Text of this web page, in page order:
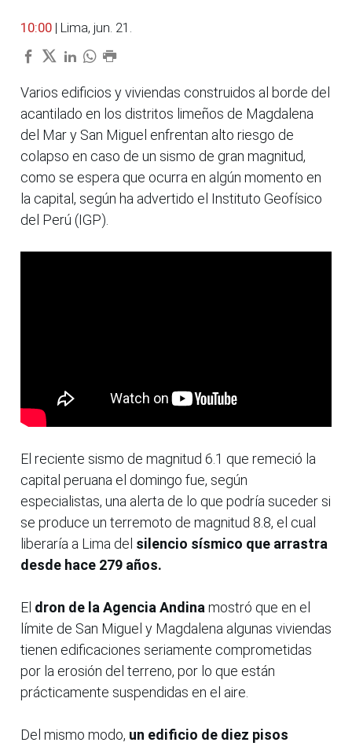
10:00 | Lima, jun. 21.
Varios edificios y viviendas construidos al borde del
acantilado en los distritos limeños de Magdalena
del Mar y San Miguel enfrentan alto riesgo de
colapso en caso de un sismo de gran magnitud,
como se espera que ocurra en algún momento en
la capital, según ha advertido el Instituto Geofísico
del Perú (IGP).
El reciente sismo de magnitud 6.1 que remeció la
capital peruana el domingo fue, según
especialistas, una alerta de lo que podría suceder si
se produce un terremoto de magnitud 8.8, el cual
liberaría a Lima del silencio sísmico que arrastra
desde hace 279 años.
El dron de la Agencia Andina mostró que en el
límite de San Miguel y Magdalena algunas viviendas
tienen edificaciones seriamente comprometidas
por la erosión del terreno, por lo que están
prácticamente suspendidas en el aire.
Del mismo modo, un edificio de diez pisos